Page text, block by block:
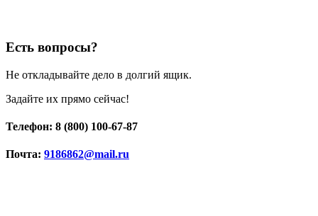
Есть вопросы?
Не откладывайте дело в долгий ящик.
Задайте их прямо сейчас!
Телефон: 8 (800) 100-67-87
Почта: 9186862@mail.ru